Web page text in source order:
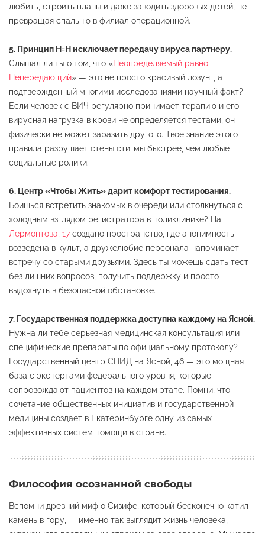
любить, строить планы и даже заводить здоровых детей, не
превращая спальню в филиал операционной.
5. Принцип Н=Н исключает передачу вируса партнеру.
Слышал ли ты о том, что «Неопределяемый равно
Непередающий» — это не просто красивый лозунг, а
подтвержденный многими исследованиями научный факт?
Если человек с ВИЧ регулярно принимает терапию и его
вирусная нагрузка в крови не определяется тестами, он
физически не может заразить другого. Твое знание этого
правила разрушает стены стигмы быстрее, чем любые
социальные ролики.
6. Центр «Чтобы Жить» дарит комфорт тестирования.
Боишься встретить знакомых в очереди или столкнуться с
холодным взглядом регистратора в поликлинике? На
Лермонтова, 17создано пространство, где анонимность
возведена в культ, а дружелюбие персонала напоминает
встречу со старыми друзьями. Здесь ты можешь сдать тест
без лишних вопросов, получить поддержку и просто
выдохнуть в безопасной обстановке.
7. Государственная поддержка доступна каждому на Ясной.
Нужна ли тебе серьезная медицинская консультация или
специфические препараты по официальному протоколу?
Государственный центр СПИД на Ясной, 46 — это мощная
база с экспертами федерального уровня, которые
сопровождают пациентов на каждом этапе. Помни, что
сочетание общественных инициатив и государственной
медицины создает в Екатеринбурге одну из самых
эффективных систем помощи в стране.
Философия осознанной свободы
Вспомни древний миф о Сизифе, который бесконечно катил
камень в гору, — именно так выглядит жизнь человека,